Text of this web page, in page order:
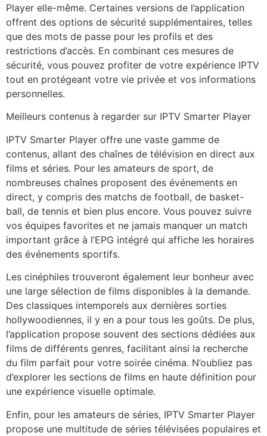
Player elle-même. Certaines versions de l’application
offrent des options de sécurité supplémentaires, telles
que des mots de passe pour les profils et des
restrictions d’accès. En combinant ces mesures de
sécurité, vous pouvez profiter de votre expérience IPTV
tout en protégeant votre vie privée et vos informations
personnelles.
Meilleurs contenus à regarder sur IPTV Smarter Player
IPTV Smarter Player offre une vaste gamme de
contenus, allant des chaînes de télévision en direct aux
films et séries. Pour les amateurs de sport, de
nombreuses chaînes proposent des événements en
direct, y compris des matchs de football, de basket-
ball, de tennis et bien plus encore. Vous pouvez suivre
vos équipes favorites et ne jamais manquer un match
important grâce à l’EPG intégré qui affiche les horaires
des événements sportifs.
Les cinéphiles trouveront également leur bonheur avec
une large sélection de films disponibles à la demande.
Des classiques intemporels aux dernières sorties
hollywoodiennes, il y en a pour tous les goûts. De plus,
l’application propose souvent des sections dédiées aux
films de différents genres, facilitant ainsi la recherche
du film parfait pour votre soirée cinéma. N’oubliez pas
d’explorer les sections de films en haute définition pour
une expérience visuelle optimale.
Enfin, pour les amateurs de séries, IPTV Smarter Player
propose une multitude de séries télévisées populaires et